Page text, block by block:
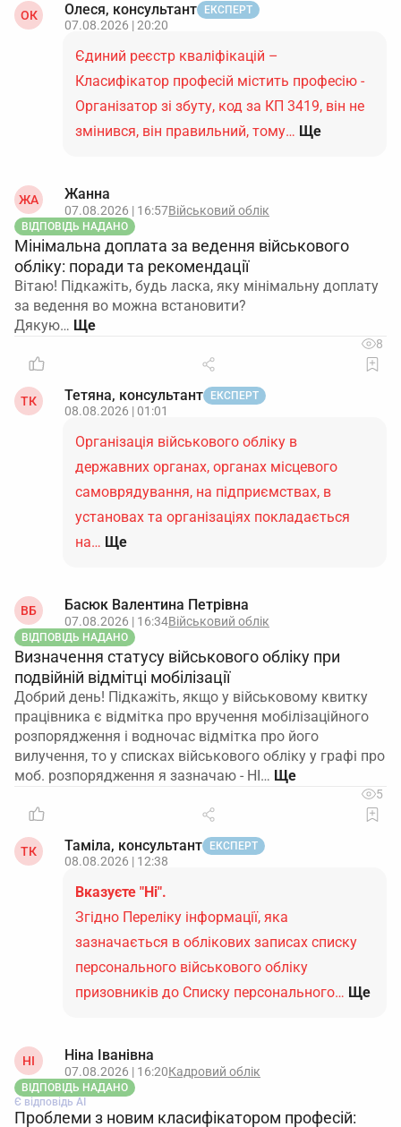
ОК Олеся, консультант ЕКСПЕРТ
07.08.2026 | 20:20
Єдиний реєстр кваліфікацій –
Класифікатор професій містить професію -
Організатор зі збуту, код за КП 3419, він не
змінився, він правильний, тому… Ще
ЖА Жанна
07.08.2026 | 16:57Військовий облік
ВІДПОВІДЬ НАДАНО
Мінімальна доплата за ведення військового
обліку: поради та рекомендації
Вітаю! Підкажіть, будь ласка, яку мінімальну доплату
за ведення во можна встановити?
Дякую…
8
ТК Тетяна, консультант ЕКСПЕРТ
08.08.2026 | 01:01
Організація військового обліку в
державних органах, органах місцевого
самоврядування, на підприємствах, в
установах та організаціях покладається
на… Ще
ВБ Басюк Валентина Петрівна
07.08.2026 | 16:34Військовий облік
ВІДПОВІДЬ НАДАНО
Визначення статусу військового обліку при
подвійній відмітці мобілізації
Добрий день! Підкажіть, якщо у військовому квитку
працівника є відмітка про вручення мобілізаційного
розпорядження і водночас відмітка про його
вилучення, то у списках військового обліку у графі про
моб. розпорядження я зазначаю - НІ…
5
ТК Таміла, консультант ЕКСПЕРТ
08.08.2026 | 12:38
Вказуєте "Ні".
Згідно Переліку інформації, яка
зазначається в облікових записах списку
персонального військового обліку
призовників до Списку персонального… Ще
НІ Ніна Іванівна
07.08.2026 | 16:20Кадровий облік
ВІДПОВІДЬ НАДАНО
Є відповідь АІ
Проблеми з новим класифікатором професій: